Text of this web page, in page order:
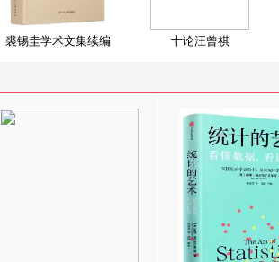
裘锡圭学术文集续编 十论汪曾祺